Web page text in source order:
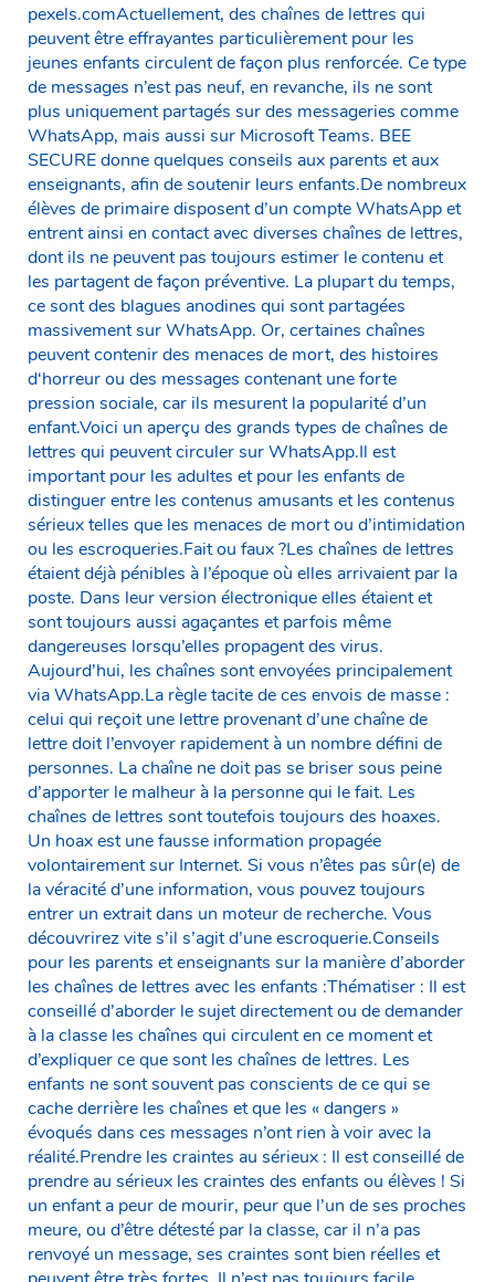
pexels.comActuellement, des chaînes de lettres qui
peuvent être effrayantes particulièrement pour les
jeunes enfants circulent de façon plus renforcée. Ce type
de messages n’est pas neuf, en revanche, ils ne sont
plus uniquement partagés sur des messageries comme
WhatsApp, mais aussi sur Microsoft Teams. BEE
SECURE donne quelques conseils aux parents et aux
enseignants, afin de soutenir leurs enfants.De nombreux
élèves de primaire disposent d’un compte WhatsApp et
entrent ainsi en contact avec diverses chaînes de lettres,
dont ils ne peuvent pas toujours estimer le contenu et
les partagent de façon préventive. La plupart du temps,
ce sont des blagues anodines qui sont partagées
massivement sur WhatsApp. Or, certaines chaînes
peuvent contenir des menaces de mort, des histoires
d‘horreur ou des messages contenant une forte
pression sociale, car ils mesurent la popularité d’un
enfant.Voici un aperçu des grands types de chaînes de
lettres qui peuvent circuler sur WhatsApp.Il est
important pour les adultes et pour les enfants de
distinguer entre les contenus amusants et les contenus
sérieux telles que les menaces de mort ou d’intimidation
ou les escroqueries.Fait ou faux ?Les chaînes de lettres
étaient déjà pénibles à l’époque où elles arrivaient par la
poste. Dans leur version électronique elles étaient et
sont toujours aussi agaçantes et parfois même
dangereuses lorsqu’elles propagent des virus.
Aujourd’hui, les chaînes sont envoyées principalement
via WhatsApp.La règle tacite de ces envois de masse :
celui qui reçoit une lettre provenant d’une chaîne de
lettre doit l’envoyer rapidement à un nombre défini de
personnes. La chaîne ne doit pas se briser sous peine
d’apporter le malheur à la personne qui le fait. Les
chaînes de lettres sont toutefois toujours des hoaxes.
Un hoax est une fausse information propagée
volontairement sur Internet. Si vous n’êtes pas sûr(e) de
la véracité d’une information, vous pouvez toujours
entrer un extrait dans un moteur de recherche. Vous
découvrirez vite s’il s’agit d’une escroquerie.Conseils
pour les parents et enseignants sur la manière d’aborder
les chaînes de lettres avec les enfants :Thématiser : Il est
conseillé d’aborder le sujet directement ou de demander
à la classe les chaînes qui circulent en ce moment et
d’expliquer ce que sont les chaînes de lettres. Les
enfants ne sont souvent pas conscients de ce qui se
cache derrière les chaînes et que les « dangers »
évoqués dans ces messages n’ont rien à voir avec la
réalité.Prendre les craintes au sérieux : Il est conseillé de
prendre au sérieux les craintes des enfants ou élèves ! Si
un enfant a peur de mourir, peur que l’un de ses proches
meure, ou d’être détesté par la classe, car il n’a pas
renvoyé un message, ses craintes sont bien réelles et